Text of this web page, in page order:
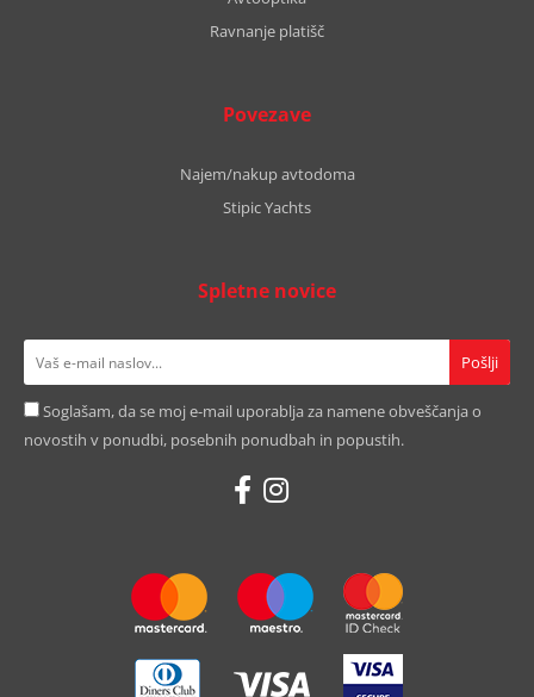
Ravnanje platišč
Povezave
Najem/nakup avtodoma
Stipic Yachts
Spletne novice
Soglašam, da se moj e-mail uporablja za namene obveščanja o
novostih v ponudbi, posebnih ponudbah in popustih.